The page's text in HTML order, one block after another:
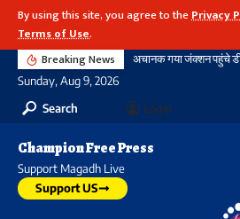
By using this site, you agree to thePrivacy
Terms of Use.
Breaking News
Sunday, Aug 9, 2026
Search
Login
Champion Free Press
Support Magadh Live
Support US